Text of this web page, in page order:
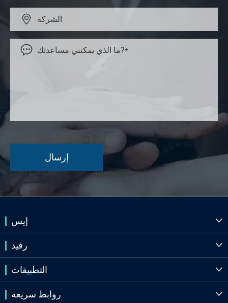


إيس 
رفيد 
التطبيقات 
روابط سريعة 